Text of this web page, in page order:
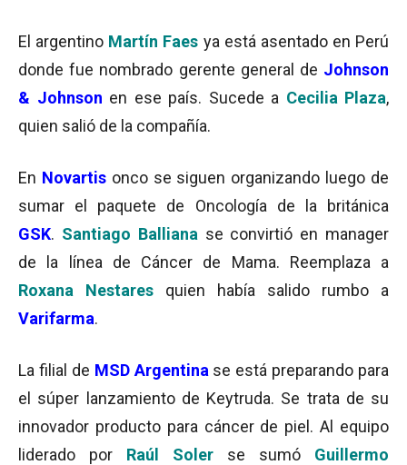
El argentino Martín Faes ya está asentado en Perú
donde fue nombrado gerente general de Johnson
& Johnson en ese país. Sucede a Cecilia Plaza,
quien salió de la compañía.
En Novartisonco se siguen organizando luego de
sumar el paquete de Oncología de la británica
GSK. Santiago Balliana se convirtió en manager
de la línea de Cáncer de Mama. Reemplaza a
Roxana Nestares quien había salido rumbo a
Varifarma.
La filial de MSD Argentina se está preparando para
el súper lanzamiento de Keytruda. Se trata de su
innovador producto para cáncer de piel. Al equipo
liderado por Raúl Soler se sumó Guillermo